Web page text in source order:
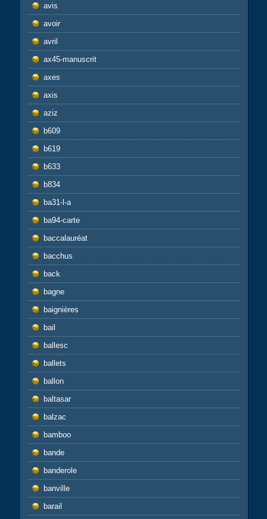
avis
avoir
avril
ax45-manuscrit
axes
axis
aziz
b609
b619
b633
b834
ba31-l-a
ba94-carte
baccalauréat
bacchus
back
bagne
baignières
bail
ballesc
ballets
ballon
baltasar
balzac
bamboo
bande
banderole
banville
barail